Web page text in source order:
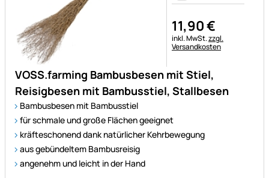
VOSS.farming Bambusbesen mit Stiel,
Reisigbesen mit Bambusstiel, Stallbesen
Bambusbesen mit Bambusstiel
für schmale und große Flächen geeignet
kräfteschonend dank natürlicher Kehrbewegung
aus gebündeltem Bambusreisig
angenehm und leicht in der Hand
11,90€
Steuerhinweis:
inkl. MwSt.zzgl.
Versandkosten